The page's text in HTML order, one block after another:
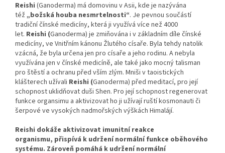
Reishi (Ganoderma) má domovinu v Asii, kde je nazývána
též „božská houba nesmrtelnosti“. Je pevnou součástí
tradiční čínské medicíny, která ji využívá více než 4000
let. Reishi (Ganoderma) je zmiňována i v základním díle čínské
medicíny, ve Vnitřním kánonu Žlutého císaře. Byla tehdy natolik
vzácná, že byla určena jen pro císaře a jeho rodinu. A nebyla
využívána jen v čínské medicíně, ale také jako mocný talisman
pro štěstí a ochranu před vším zlým. Mniši v taoistických
klášterech užívali Reishi (Ganoderma) před meditací, pro její
schopnost uklidňovat duši Shen. Pro její schopnost regenerovat
funkce organsimu a aktivizovat ho ji užívají ruští kosmonauti či
šerpové ve vysokých nadmořských výškách Himalájí.
Reishi dokáže aktivizovat imunitní reakce
organismu, přispívá k udržení normálnífunkce oběhového
systému. Zároveň pomáhá k udržení normální